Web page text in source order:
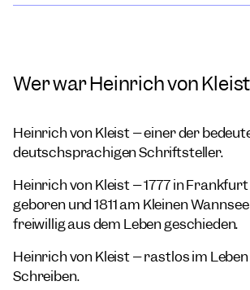
Wer war Heinrich von
Heinrich von Kleist – einer der
deutschsprachigen Schriftsteller.
Heinrich von Kleist – 1777 in
geboren und 1811 am Kleinen
freiwillig aus dem Leben geschieden.
Heinrich von Kleist – rastlos im
Schreiben.